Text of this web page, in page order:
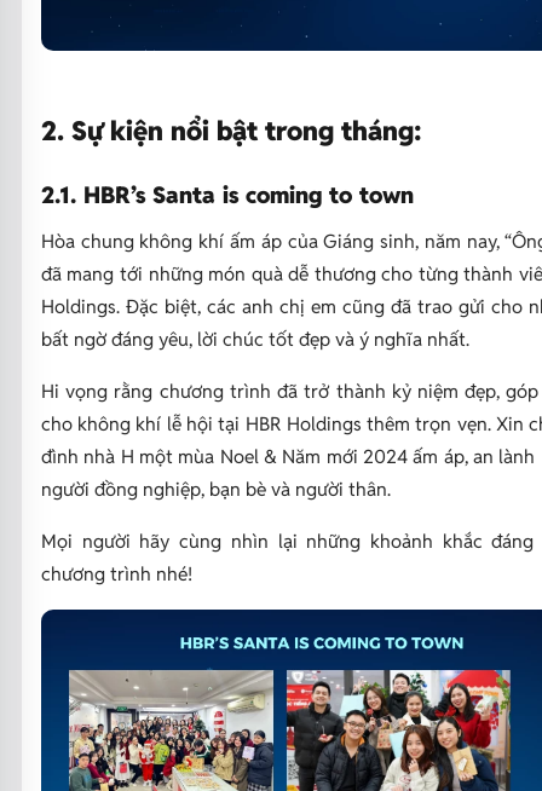
2. Sự kiện nổi bật trong tháng:
2.1. HBR’s Santa is coming to town
Hòa chung không khí ấm áp của Giáng sinh, năm nay,
đã mang tới những món quà dễ thương cho từng thành
Holdings. Đặc biệt, các anh chị em cũng đã trao gửi cho
bất ngờ đáng yêu, lời chúc tốt đẹp và ý nghĩa nhất.
Hi vọng rằng chương trình đã trở thành kỷ niệm đẹp,
cho không khí lễ hội tại HBR Holdings thêm trọn vẹn. Xin
đình nhà H một mùa Noel & Năm mới 2024 ấm áp, an
người đồng nghiệp, bạn bè và người thân.
Mọi người hãy cùng nhìn lại những khoảnh khắc
chương trình nhé!